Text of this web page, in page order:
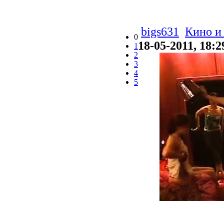
0
1
2
3
4
5
bigs631 Кино и
18-05-2011,